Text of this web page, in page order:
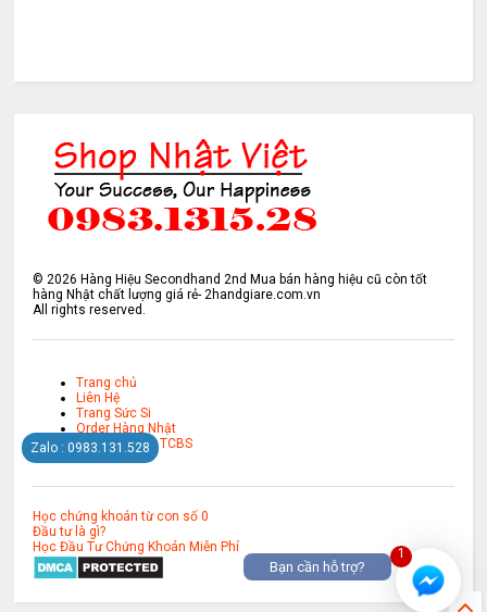
©2026 Hàng Hiệu Secondhand 2nd Mua bán hàng hiệu cũ còn tốt
hàng Nhật chất lượng giá rẻ- 2handgiare.com.vn
All rights reserved.
Trang chủ
Liên Hệ
Trang Sức Si
Order Hàng Nhật
Mở Tài Khoản TCBS
Học chứng khoán từ con số 0
Đầu tư là gì?
Học Đầu Tư Chứng Khoán Miễn Phí
Zalo : 0983.131.528
1
Bạn cần hỗ trợ?